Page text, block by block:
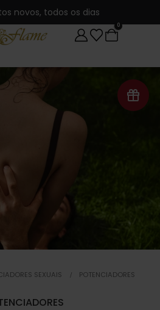
novos, todos os dias
0
SEXUAIS POTENCIADORES